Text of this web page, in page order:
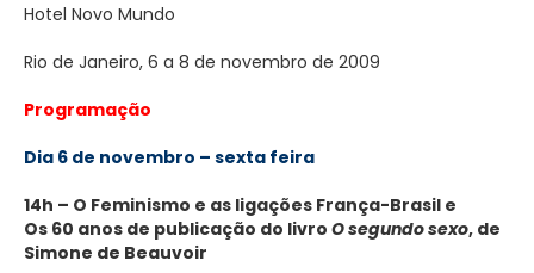
Hotel Novo Mundo
Rio de Janeiro, 6 a 8 de novembro de 2009
Programação
Dia 6 de novembro – sexta feira
14h – O Feminismo e as ligações França-Brasil e
Os 60 anos de publicação do livro O segundo sexo, de
Simone de Beauvoir